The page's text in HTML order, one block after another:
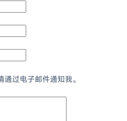
过电子邮件通知我。